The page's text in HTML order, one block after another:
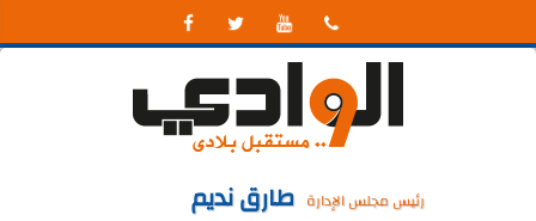
   
رئيس مجلس الإدارة طارق نديم